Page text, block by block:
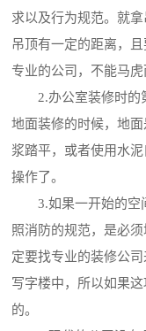
求以及行为规范。就
吊顶有一定的距离，
专业的公司，不能马虎
2.办公室装修时的
地面装修的时候，地
浆踏平，或者使用水
操作了。
3.如果一开始的空
照消防的规范，是必
定要找专业的装修公
写字楼中，所以如果
的。